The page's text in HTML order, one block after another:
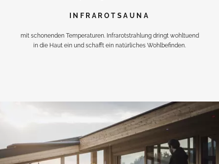
INFRAROTSAUNA
mit schonenden Temperaturen. Infrarotstrahlung dringt wohltuend
in die Haut ein und schafft ein natürliches Wohlbefinden.